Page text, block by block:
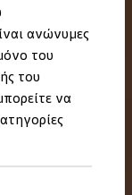
ανώνυμες
του
του
να